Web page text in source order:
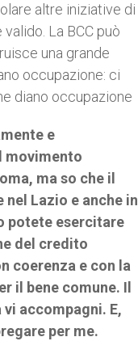
altre iniziative di
La BCC può
una grande
occupazione: ci
diano occupazione
e
movimento
ma so che il
Lazio e anche in
potete esercitare
del credito
coerenza e con la
il bene comune. Il
accompagni. E,
per me.